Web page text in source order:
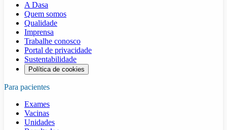
A Dasa
Quem somos
Qualidade
Imprensa
Trabalhe conosco
Portal de privacidade
Sustentabilidade
Política de cookies
Para pacientes
Exames
Vacinas
Unidades